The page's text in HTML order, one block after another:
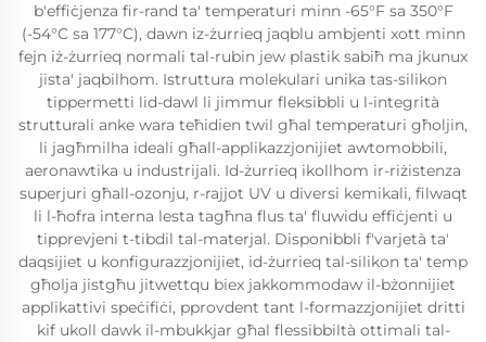
b'effiċjenza fir-rand ta' temperaturi minn -65°F sa 350°F
(-54°C sa 177°C), dawn iz-żurrieq jaqblu ambjenti xott minn
fejn iż-żurrieq normali tal-rubin jew plastik sabiħ ma jkunux
jista' jaqbilhom. Istruttura molekulari unika tas-silikon
tippermetti lid-dawl li jimmur fleksibbli u l-integrità
strutturali anke wara teħidien twil għal temperaturi għoljin,
li jagħmilha ideali għall-applikazzjonijiet awtomobbili,
aeronawtika u industrijali. Id-żurrieq ikollhom ir-riżistenza
superjuri għall-ozonju, r-rajjot UV u diversi kemikali, filwaqt
li l-ħofra interna lesta tagħna flus ta' fluwidu effiċjenti u
tipprevjeni t-tibdil tal-materjal. Disponibbli f'varjetà ta'
daqsijiet u konfigurazzjonijiet, id-żurrieq tal-silikon ta' temp
għolja jistgħu jitwettqu biex jakkommodaw il-bżonnijiet
applikattivi speċifiċi, pprovdent tant l-formazzjonijiet dritti
kif ukoll dawk il-mbukkjar għal flessibbiltà ottimali tal-